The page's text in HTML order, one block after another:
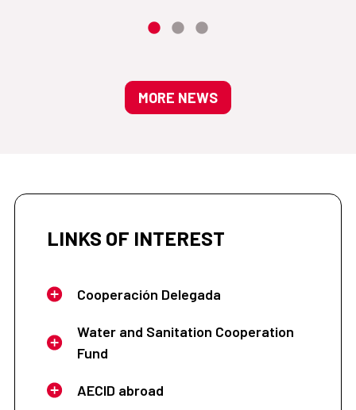
MORE NEWS
LINKS OF INTEREST
Cooperación Delegada
Water and Sanitation Cooperation
Fund
AECID abroad